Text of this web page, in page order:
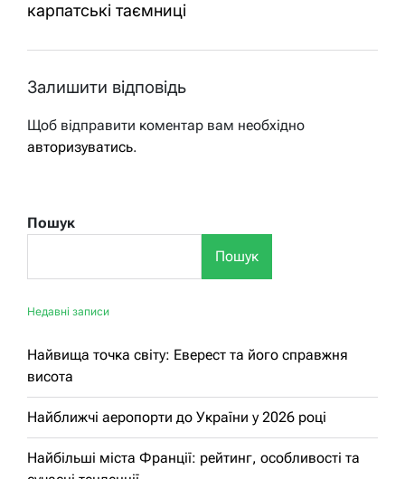
карпатські таємниці
Залишити відповідь
Щоб відправити коментар вам необхідно
авторизуватись.
Пошук
Пошук
Недавні записи
Найвища точка світу: Еверест та його справжня
висота
Найближчі аеропорти до України у 2026 році
Найбільші міста Франції: рейтинг, особливості та